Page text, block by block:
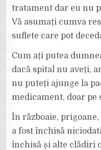
tratament dar eu nu
Vă asumați cumva
suflete care pot
Cum ați putea
dacă spital nu aveți,
nu puteți ajunge la
medicament, doar pe
În războaie,
a fost închisă
închisă și alte clădiri